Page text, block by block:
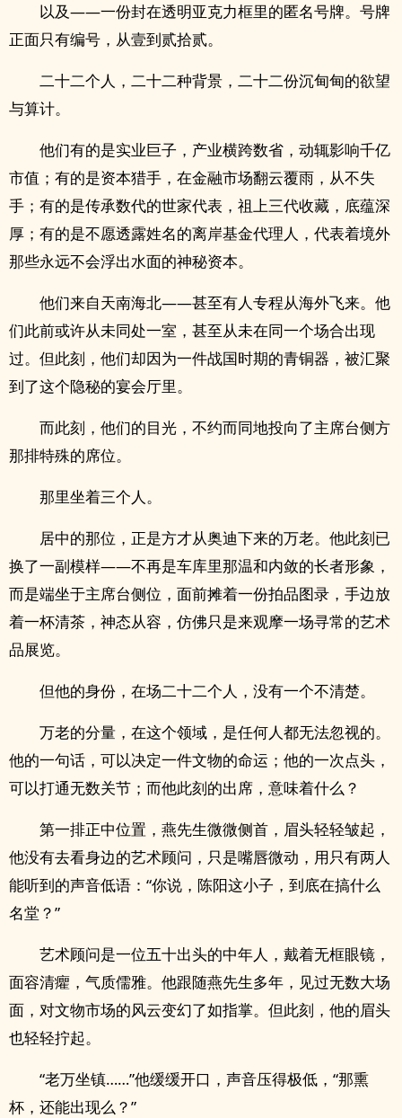
以及——一份封在透明亚克力框里的匿名号牌。号牌
正面只有编号，从壹到贰拾贰。
二十二个人，二十二种背景，二十二份沉甸甸的欲望
与算计。
他们有的是实业巨子，产业横跨数省，动辄影响千亿
市值；有的是资本猎手，在金融市场翻云覆雨，从不失
手；有的是传承数代的世家代表，祖上三代收藏，底蕴深
厚；有的是不愿透露姓名的离岸基金代理人，代表着境外
那些永远不会浮出水面的神秘资本。
他们来自天南海北——甚至有人专程从海外飞来。他
们此前或许从未同处一室，甚至从未在同一个场合出现
过。但此刻，他们却因为一件战国时期的青铜器，被汇聚
到了这个隐秘的宴会厅里。
而此刻，他们的目光，不约而同地投向了主席台侧方
那排特殊的席位。
那里坐着三个人。
居中的那位，正是方才从奥迪下来的万老。他此刻已
换了一副模样——不再是车库里那温和内敛的长者形象，
而是端坐于主席台侧位，面前摊着一份拍品图录，手边放
着一杯清茶，神态从容，仿佛只是来观摩一场寻常的艺术
品展览。
但他的身份，在场二十二个人，没有一个不清楚。
万老的分量，在这个领域，是任何人都无法忽视的。
他的一句话，可以决定一件文物的命运；他的一次点头，
可以打通无数关节；而他此刻的出席，意味着什么？
第一排正中位置，燕先生微微侧首，眉头轻轻皱起，
他没有去看身边的艺术顾问，只是嘴唇微动，用只有两人
能听到的声音低语：“你说，陈阳这小子，到底在搞什么
名堂？”
艺术顾问是一位五十出头的中年人，戴着无框眼镜，
面容清癯，气质儒雅。他跟随燕先生多年，见过无数大场
面，对文物市场的风云变幻了如指掌。但此刻，他的眉头
也轻轻拧起。
“老万坐镇……”他缓缓开口，声音压得极低，“那熏
杯，还能出现么？”